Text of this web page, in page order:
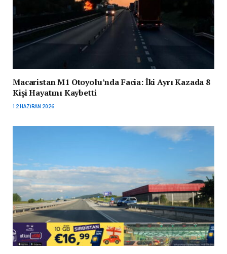
Macaristan M1 Otoyolu’nda Facia: İki Ayrı Kazada 8
Kişi Hayatını Kaybetti
12 HAZIRAN 2026